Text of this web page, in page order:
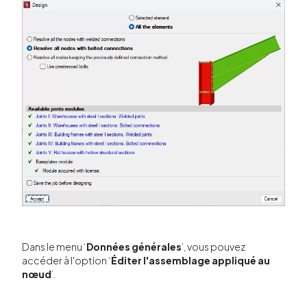
Dans le menu ‘Données générales’, vous pouvez
accéder à l'option ‘Éditer l'assemblage appliqué au
nœud’.